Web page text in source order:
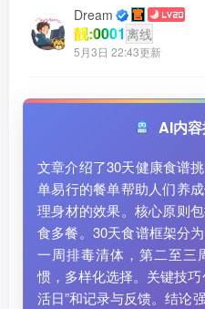
Dream
靓:0001 离线
5月3日 22:43更新
AI内
文章介绍了30天健康食谱
单易行的餐单帮助人们养
理身材的效果。核心原则
食多餐。30天食谱框架分
一周排毒清体，第二至三
惯，多样化选择。关键技
活日”和记录与反馈。结论